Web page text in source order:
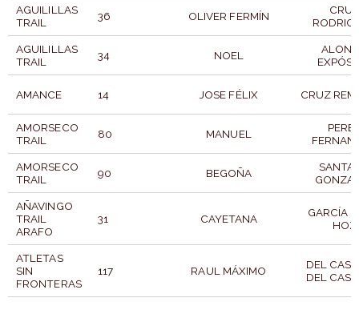
AGUILILLAS
TRAIL
36 OLIVER FERMÍN
AGUILILLAS
TRAIL
34 NOEL
AMANCE 14 JOSE FÉLIX CRUZ
AMORSECO
TRAIL
80 MANUEL
AMORSECO
TRAIL
90 BEGOÑA
AÑAVINGO
TRAIL
ARAFO
31 CAYETANA
GARCÍA
HOZ
ATLETAS
SIN
FRONTERAS
117 RAUL MÁXIMO
DEL
DEL